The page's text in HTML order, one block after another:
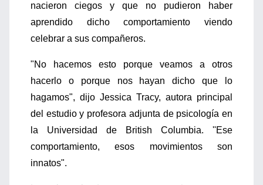
nacieron ciegos y que no pudieron haber
aprendido dicho comportamiento viendo
celebrar a sus compañeros.
"No hacemos esto porque veamos a otros
hacerlo o porque nos hayan dicho que lo
hagamos", dijo Jessica Tracy, autora principal
del estudio y profesora adjunta de psicología en
la Universidad de British Columbia. ''Ese
comportamiento, esos movimientos son
innatos".